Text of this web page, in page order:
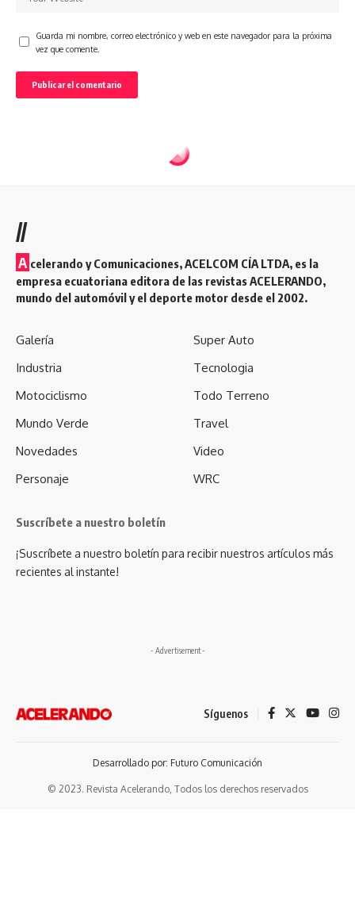
Guarda mi nombre, correo electrónico y web en este navegador para la próxima
vez que comente.
//
A celerando y Comunicaciones, ACELCOM CÍA LTDA, es la
empresa ecuatoriana editora de las revistas ACELERANDO,
mundo del automóvil y el deporte motor desde el 2002.
Galería
Industria
Motociclismo
Mundo Verde
Novedades
Personaje
Super Auto
Tecnologia
Todo Terreno
Travel
Video
WRC
Suscríbete a nuestro boletín
¡Suscríbete a nuestro boletín para recibir nuestros artículos más
recientes al instante!
- Advertisement -
Síguenos
© 2023. Revista Acelerando, Todos los derechos reservados
Desarrollado por: Futuro Comunicación